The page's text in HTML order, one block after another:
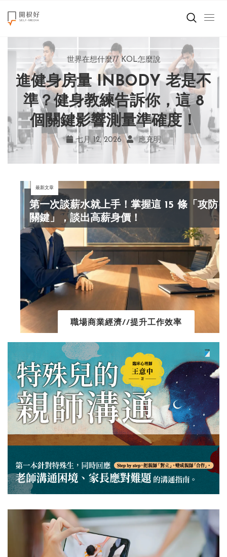
來點正能量
世界在想什麼
創造美好生活
小孩不是噩夢
職場商業經濟
影片專區
關於我們
世界在想什麼//地球村發生的事
AI 複製吉卜力畫風引爭議！
宮崎駿用七年證明：人腦創
作仍無可取代
七月 19, 2026 菲利浦．科特勒
來點正能量//與自己和解
別讓過去的榮耀嘲笑現在！
學會捨棄獎盃，活出當下的
真實幸福
七月 17, 2026 亞瑟．布魯克斯
來點正能量//女力至上
改變不用驚天動地！《米娜
家的星期六》看小女孩如何
勇敢跨出第一步
七月 22, 2026 不正田心
世界在想什麼//KOL怎麼說
進健身房量 INBODY 老是不
準？健身教練告訴你，這 8
個關鍵影響測量準確度！
七月 12, 2026 應充明
第一次談薪水就上手！掌握這 15 條「攻防
關鍵」，談出高薪身價！
最新文章
職場商業經濟//提升工作效率